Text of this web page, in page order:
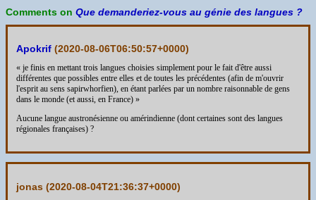
Comments on Que demanderiez-vous au génie des langues ?
Apokrif (2020-08-06T06:50:57+0000)
« je finis en mettant trois langues choisies simplement pour le fait d'être aussi
différentes que possibles entre elles et de toutes les précédentes (afin de m'ouvrir
l'esprit au sens sapirwhorfien), en étant parlées par un nombre raisonnable de gens
dans le monde (et aussi, en France) »
Aucune langue austronésienne ou amérindienne (dont certaines sont des langues
régionales françaises) ?
jonas (2020-08-04T21:36:37+0000)